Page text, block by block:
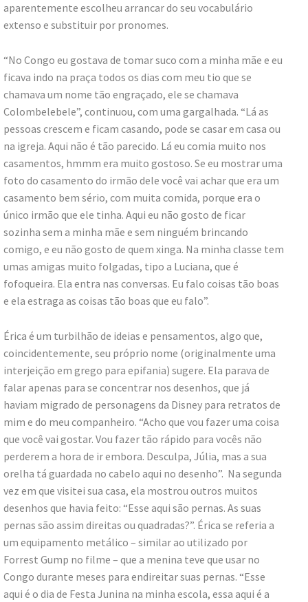
aparentemente escolheu arrancar do seu vocabulário
extenso e substituir por pronomes.
“No Congo eu gostava de tomar suco com a minha mãe e eu
ficava indo na praça todos os dias com meu tio que se
chamava um nome tão engraçado, ele se chamava
Colombelebele”, continuou, com uma gargalhada. “Lá as
pessoas crescem e ficam casando, pode se casar em casa ou
na igreja. Aqui não é tão parecido. Lá eu comia muito nos
casamentos, hmmm era muito gostoso. Se eu mostrar uma
foto do casamento do irmão dele você vai achar que era um
casamento bem sério, com muita comida, porque era o
único irmão que ele tinha. Aqui eu não gosto de ficar
sozinha sem a minha mãe e sem ninguém brincando
comigo, e eu não gosto de quem xinga. Na minha classe tem
umas amigas muito folgadas, tipo a Luciana, que é
fofoqueira. Ela entra nas conversas. Eu falo coisas tão boas
e ela estraga as coisas tão boas que eu falo”.
Érica é um turbilhão de ideias e pensamentos, algo que,
coincidentemente, seu próprio nome (originalmente uma
interjeição em grego para epifania) sugere. Ela parava de
falar apenas para se concentrar nos desenhos, que já
haviam migrado de personagens da Disney para retratos de
mim e do meu companheiro. “Acho que vou fazer uma coisa
que você vai gostar. Vou fazer tão rápido para vocês não
perderem a hora de ir embora. Desculpa, Júlia, mas a sua
orelha tá guardada no cabelo aqui no desenho”. Na segunda
vez em que visitei sua casa, ela mostrou outros muitos
desenhos que havia feito: “Esse aqui são pernas. As suas
pernas são assim direitas ou quadradas?”. Érica se referia a
um equipamento metálico – similar ao utilizado por
Forrest Gump no filme – que a menina teve que usar no
Congo durante meses para endireitar suas pernas. “Esse
aqui é o dia de Festa Junina na minha escola, essa aqui é a